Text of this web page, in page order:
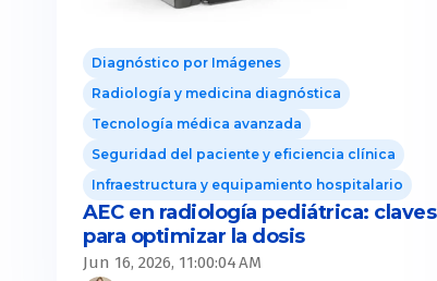
Diagnóstico por Imágenes
Radiología y medicina diagnóstica
Tecnología médica avanzada
Seguridad del paciente y eficiencia clínica
Infraestructura y equipamiento hospitalario
AEC en radiología pediátrica: claves
para optimizar la dosis
Jun 16, 2026, 11:00:04 AM